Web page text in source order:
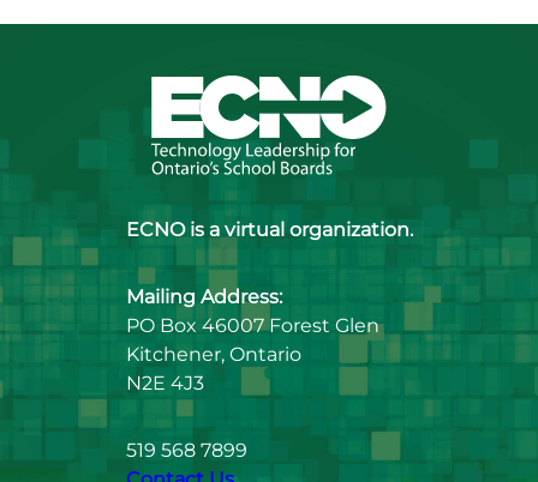
ECNO is a virtual organization.
Mailing Address:
PO Box 46007 Forest Glen
Kitchener, Ontario
N2E 4J3
519 568 7899